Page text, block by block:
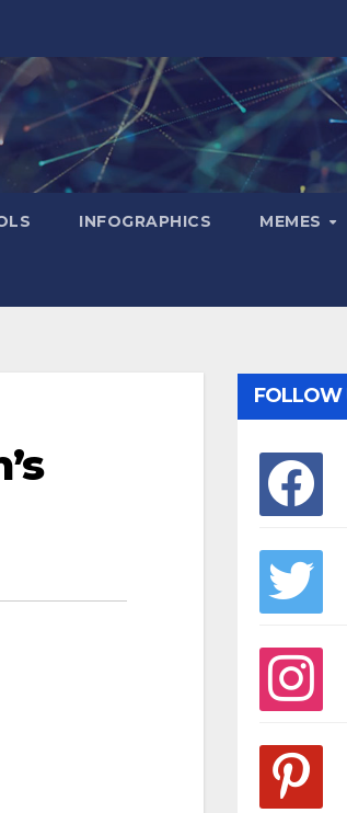
INFOGRAPHICS MEMES
FOLLOW
facebook
twitter
instagram
pinterest